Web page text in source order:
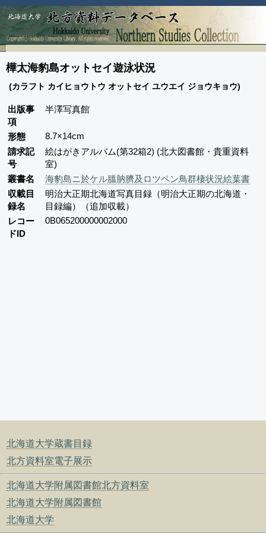
北海道大学蔵書目録
北方資料室電子展示
北海道大学附属図書館北方資料室
北海道大学附属図書館
北海道大学
樺太海豹島オットセイ遊泳状況
(カラフト カイヒョウトウ オットセイ ユウエイ ジョウキョウ)
出版事
項
半澤写真館
形態
8.7×14cm
請求記
号
絵はがきアルバム(第32箱2) (北大図書館・貴重資料
室)
叢書名
海豹島ニ於ケル膃肭臍及ロツペン鳥群棲状況絵葉書
収載目
録名
明治大正期北海道写真目録（明治大正期の北海道・
目録編）（追加収載）
レコー
ドID
0B065200000002000